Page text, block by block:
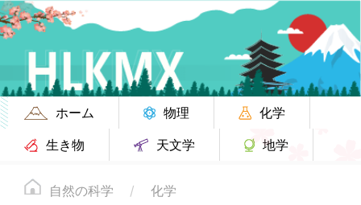
ホーム 物理
化学
生き物
天文学 地学
自然の科学 化学